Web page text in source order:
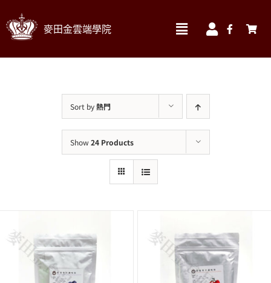
Skip
to
content
麥田金雲端學院
Toggle
Navigation
索
結
Toggle
我的帳號
帳單地址
Sort by熱門
Show24 Products